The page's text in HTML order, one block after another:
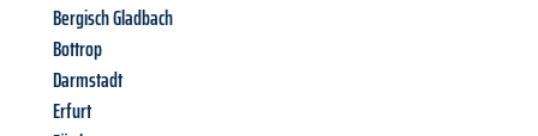
Bergisch Gladbach
Bottrop
Darmstadt
Erfurt